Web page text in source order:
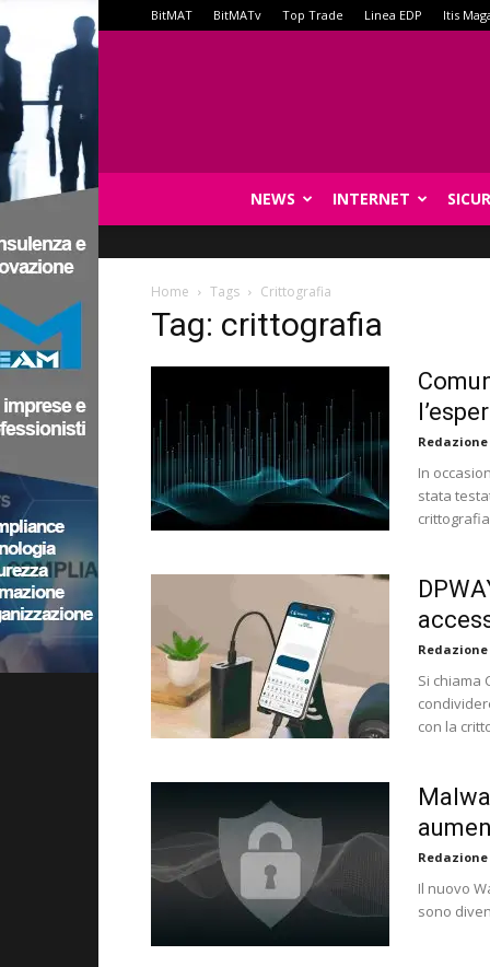
BitMAT BitMATv Top Trade Linea EDP Itis
NEWS INTERNET
Home Tags Crittografia
Tag: crittografia
In
stata
Si chiama
con la
Il nuovo
sono